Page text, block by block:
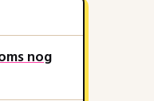
nog